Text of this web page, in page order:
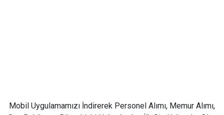
Mobil Uygulamamızı İndirerek Personel Alımı, Memur Alımı,